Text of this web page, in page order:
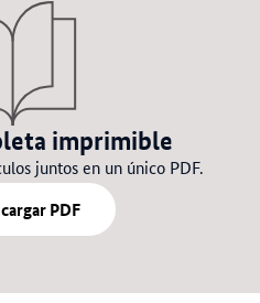
imprimible
juntos en un único PDF.
PDF